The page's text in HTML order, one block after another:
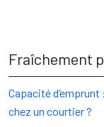
Fraîchement
Capacité
chez un courtier ?